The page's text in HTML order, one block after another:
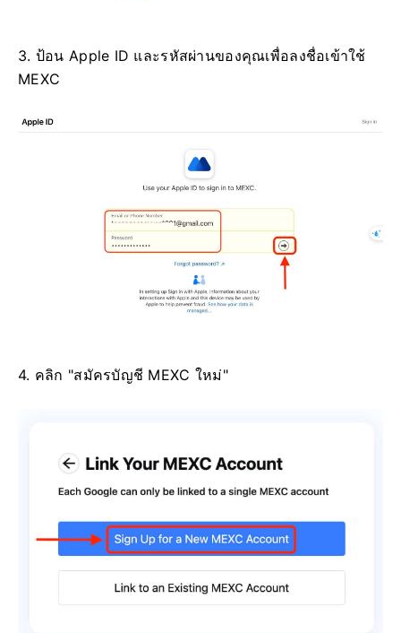
3. ป้อน Apple ID และรหัสผ่านของคุณเพื่อลงชื่อเข้าใช้
MEXC
4. คลิก "สมัครบัญชี MEXC ใหม่"